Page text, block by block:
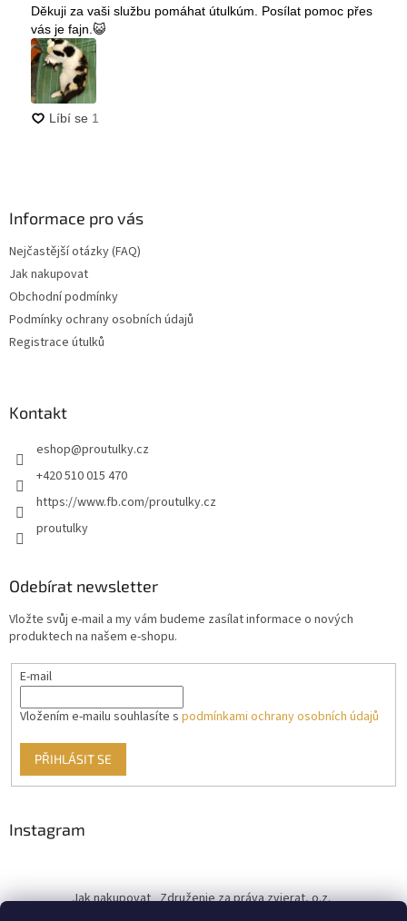
Informace pro vás
Nejčastější otázky (FAQ)
Jak nakupovat
Obchodní podmínky
Podmínky ochrany osobních údajů
Registrace útulků
Kontakt
eshop@proutulky.cz
+420 510 015 470
https://www.fb.com/proutulky.cz
proutulky
Odebírat newsletter
Vložte svůj e-mail a my vám budeme zasílat informace o nových
produktech na našem e-shopu.
E-mail
Vložením e-mailu souhlasíte s podmínkami ochrany osobních údajů
PŘIHLÁSIT SE
Instagram
Jak nakupovat Združenie za práva zvierat, o.z.